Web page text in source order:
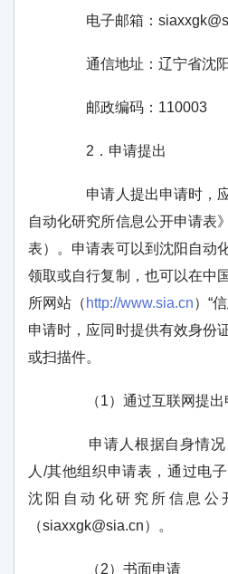
电子邮箱：
通信地址：辽宁省沈阳
邮政编码： 110003
2 ．申请提出
申请人提出申请时，应
自动化研究所信息公开申请表
表）。申请表可以到沈阳自动
领取或自行复制， 也可以在中
所网站（ http://www.sia.cn）“
申请时，应同时提供有效身份
或扫描件。
（1）通过互联网提出
申请人根据自身情况
人 /其他组织申请表，通过电
沈阳自动化研究所信息公
（siaxxgk@sia.cn）。
（2）书面申请